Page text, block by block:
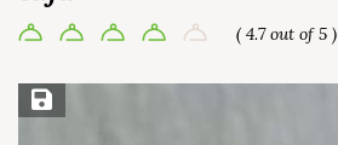
( 4.7 out of 5 )
Save Recipe